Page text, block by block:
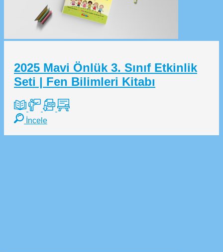
2025 Mavi Önlük 3. Sınıf Etkinlik
Seti | Fen Bilimleri Kitabı
İncele